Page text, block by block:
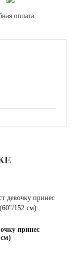
оплата
принес